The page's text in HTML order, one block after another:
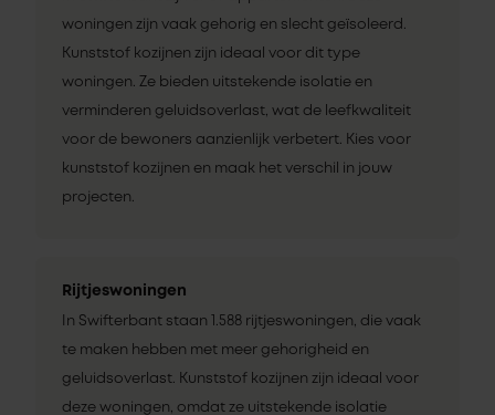
woningen zijn vaak gehorig en slecht geïsoleerd.
Kunststof kozijnen zijn ideaal voor dit type
woningen. Ze bieden uitstekende isolatie en
verminderen geluidsoverlast, wat de leefkwaliteit
voor de bewoners aanzienlijk verbetert. Kies voor
kunststof kozijnen en maak het verschil in jouw
projecten.
Rijtjeswoningen
In Swifterbant staan 1.588 rijtjeswoningen, die vaak
te maken hebben met meer gehorigheid en
geluidsoverlast. Kunststof kozijnen zijn ideaal voor
deze woningen, omdat ze uitstekende isolatie